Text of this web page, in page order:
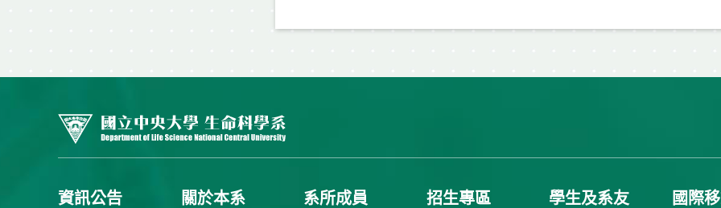
資訊公告 關於本系 系所成員 招生專區 學生及系友 國際